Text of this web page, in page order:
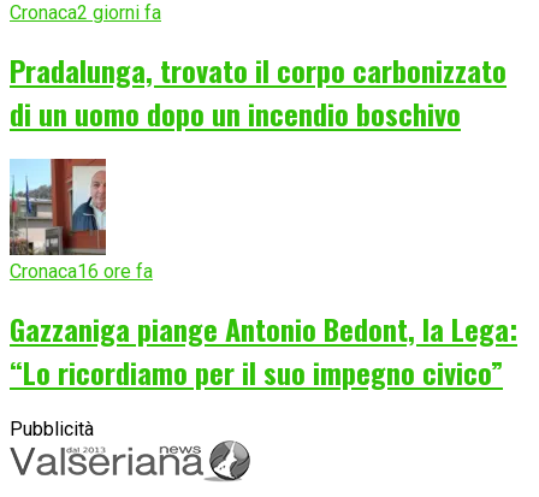
Cronaca2 giorni fa
Pradalunga, trovato il corpo carbonizzato
di un uomo dopo un incendio boschivo
Cronaca16 ore fa
Gazzaniga piange Antonio Bedont, la Lega:
“Lo ricordiamo per il suo impegno civico”
Pubblicità